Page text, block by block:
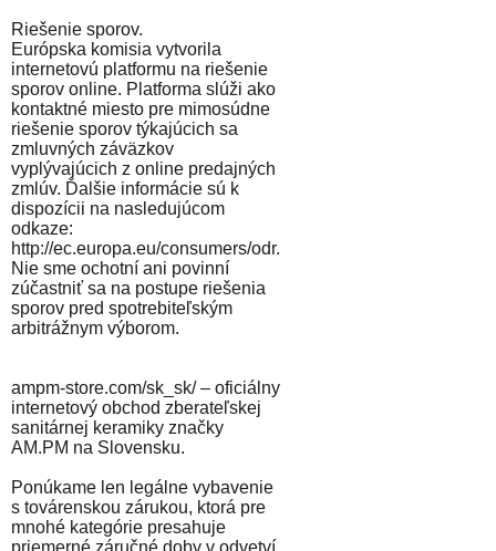
Riešenie sporov.
Európska komisia vytvorila
internetovú platformu na riešenie
sporov online. Platforma slúži ako
kontaktné miesto pre mimosúdne
riešenie sporov týkajúcich sa
zmluvných záväzkov
vyplývajúcich z online predajných
zmlúv. Ďalšie informácie sú k
dispozícii na nasledujúcom
odkaze:
http://ec.europa.eu/consumers/odr.
Nie sme ochotní ani povinní
zúčastniť sa na postupe riešenia
sporov pred spotrebiteľským
arbitrážnym výborom.
ampm-store.com/sk_sk/ – oficiálny
internetový obchod zberateľskej
sanitárnej keramiky značky
AM.PM na Slovensku.
Ponúkame len legálne vybavenie
s továrenskou zárukou, ktorá pre
mnohé kategórie presahuje
priemerné záručné doby v odvetví.